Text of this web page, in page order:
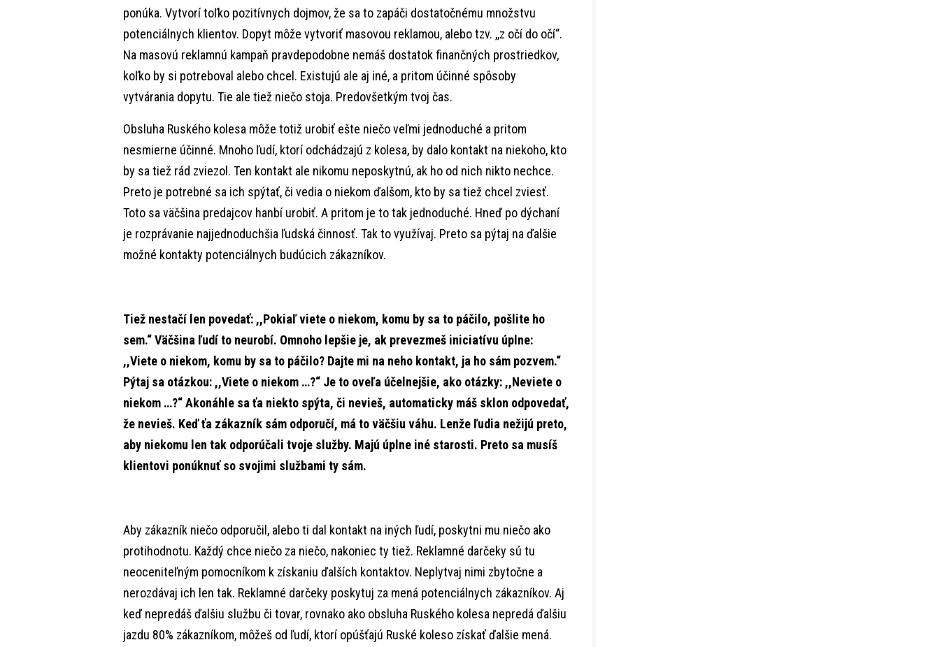
ponúka. Vytvorí toľko pozitívnych dojmov, že sa to zapáči dostatočnému množstvu
potenciálnych klientov. Dopyt môže vytvoriť masovou reklamou, alebo tzv. ,,z očí do očí“.
Na masovú reklamnú kampaň pravdepodobne nemáš dostatok finančných prostriedkov,
koľko by si potreboval alebo chcel. Existujú ale aj iné, a pritom účinné spôsoby
vytvárania dopytu. Tie ale tiež niečo stoja. Predovšetkým tvoj čas.
Obsluha Ruského kolesa môže totiž urobiť ešte niečo veľmi jednoduché a pritom
nesmierne účinné. Mnoho ľudí, ktorí odchádzajú z kolesa, by dalo kontakt na niekoho, kto
by sa tiež rád zviezol. Ten kontakt ale nikomu neposkytnú, ak ho od nich nikto nechce.
Preto je potrebné sa ich spýtať, či vedia o niekom ďalšom, kto by sa tiež chcel zviesť.
Toto sa väčšina predajcov hanbí urobiť. A pritom je to tak jednoduché. Hneď po dýchaní
je rozprávanie najjednoduchšia ľudská činnosť. Tak to využívaj. Preto sa pýtaj na ďalšie
možné kontakty potenciálnych budúcich zákazníkov.
Tiež nestačí len povedať: ,,Pokiaľ viete o niekom, komu by sa to páčilo, pošlite ho
sem.“ Väčšina ľudí to neurobí. Omnoho lepšie je, ak prevezmeš iniciatívu úplne:
,,Viete o niekom, komu by sa to páčilo? Dajte mi na neho kontakt, ja ho sám pozvem.“
Pýtaj sa otázkou: ,,Viete o niekom …?“ Je to oveľa účelnejšie, ako otázky: ,,Neviete o
niekom …?“ Akonáhle sa ťa niekto spýta, či nevieš, automaticky máš sklon odpovedať,
že nevieš. Keď ťa zákazník sám odporučí, má to väčšiu váhu. Lenže ľudia nežijú preto,
aby niekomu len tak odporúčali tvoje služby. Majú úplne iné starosti. Preto sa musíš
klientovi ponúknuť so svojimi službami ty sám.
Aby zákazník niečo odporučil, alebo ti dal kontakt na iných ľudí, poskytni mu niečo ako
protihodnotu. Každý chce niečo za niečo, nakoniec ty tiež. Reklamné darčeky sú tu
neoceniteľným pomocníkom k získaniu ďalších kontaktov. Neplytvaj nimi zbytočne a
nerozdávaj ich len tak. Reklamné darčeky poskytuj za mená potenciálnych zákazníkov. Aj
keď nepredáš ďalšiu službu či tovar, rovnako ako obsluha Ruského kolesa nepredá ďalšiu
jazdu 80% zákazníkom, môžeš od ľudí, ktorí opúšťajú Ruské koleso získať ďalšie mená.